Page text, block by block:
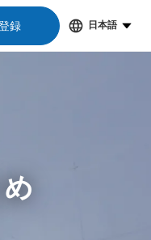
録 日本語